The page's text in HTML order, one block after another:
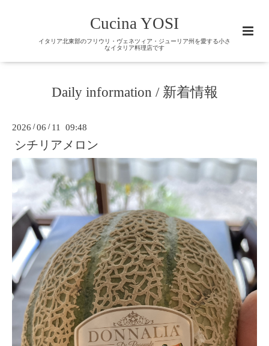
Cucina YOSI
イタリア北東部のフリウリ・ヴェネツィア・ジューリア州を愛する小さ
なイタリア料理店です
Daily information / 新着情報
2026 /06 / 11 09:48
シチリアメロン